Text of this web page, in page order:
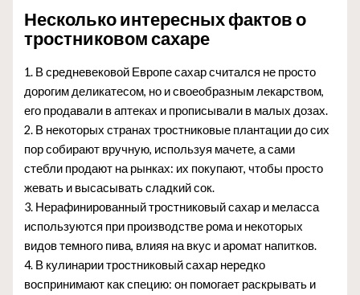
Несколько интересных фактов о
тростниковом сахаре
1. В средневековой Европе сахар считался не просто
дорогим деликатесом, но и своеобразным лекарством,
его продавали в аптеках и прописывали в малых дозах.
2. В некоторых странах тростниковые плантации до сих
пор собирают вручную, используя мачете, а сами
стебли продают на рынках: их покупают, чтобы просто
жевать и высасывать сладкий сок.
3. Нерафинированный тростниковый сахар и меласса
используются при производстве рома и некоторых
видов темного пива, влияя на вкус и аромат напитков.
4. В кулинарии тростниковый сахар нередко
воспринимают как специю: он помогает раскрывать и